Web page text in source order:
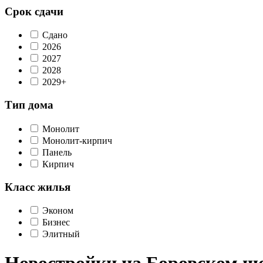
Срок сдачи
Сдано
2026
2027
2028
2029+
Тип дома
Монолит
Монолит-кирпич
Панель
Кирпич
Класс жилья
Эконом
Бизнес
Элитный